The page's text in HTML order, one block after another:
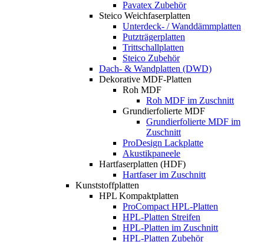
Pavatex Zubehör
Steico Weichfaserplatten
Unterdeck- / Wanddämmplatten
Putzträgerplatten
Trittschallplatten
Steico Zubehör
Dach- & Wandplatten (DWD)
Dekorative MDF-Platten
Roh MDF
Roh MDF im Zuschnitt
Grundierfolierte MDF
Grundierfolierte MDF im
Zuschnitt
ProDesign Lackplatte
Akustikpaneele
Hartfaserplatten (HDF)
Hartfaser im Zuschnitt
Kunststoffplatten
HPL Kompaktplatten
ProCompact HPL-Platten
HPL-Platten Streifen
HPL-Platten im Zuschnitt
HPL-Platten Zubehör